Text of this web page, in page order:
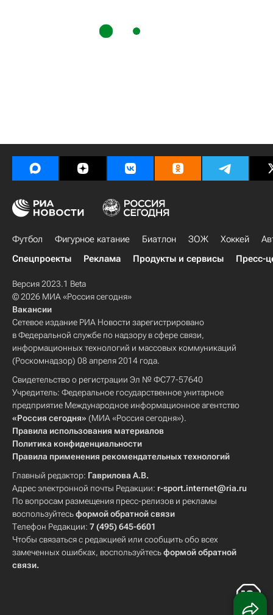
Футбол Фигурное катание Биатлон ЗОЖ Хоккей
Спецпроекты
Реклама Продукты и сервисы Пресс-
Версия 2023.1 Beta
© 2026 МИА «Россия сегодня»
Вакансии
Сетевое издание РИА Новости зарегистрировано
в Федеральной службе по надзору в сфере связи,
информационных технологий и массовых коммуникаций
(Роскомнадзор) 08 апреля 2014 года.
Свидетельство о регистрации Эл № ФС77-57640
Учредитель: Федеральное государственное унитарное
предприятие Международное информационное агентство
«Россия сегодня» (МИА «Россия сегодня»).
Правила использования материалов
Политика конфиденциальности
Правила применения рекомендательных технологий
Главный редактор: Гаврилова А.В.
Адрес электронной почты Редакции: r-sport.internet@ria.ru
По вопросам размещения пресс-релизов и рекламы
воспользуйтесьформой обратной связи
Телефон Редакции: 7 (495) 645-6601
Чтобы связаться с редакцией или сообщить обо всех
замеченных ошибках, воспользуйтесьформой обратной
связи.